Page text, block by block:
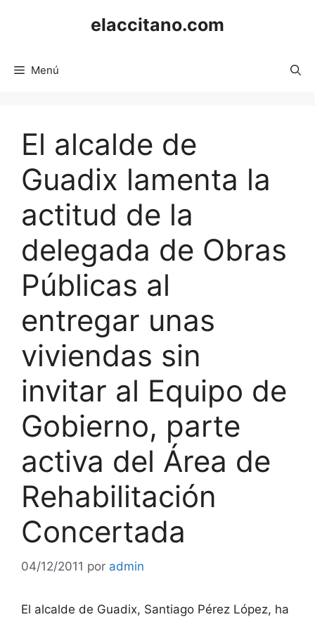
elaccitano.com
Menú
El alcalde de
Guadix lamenta la
actitud de la
delegada de Obras
Públicas al
entregar unas
viviendas sin
invitar al Equipo de
Gobierno, parte
activa del Área de
Rehabilitación
Concertada
04/12/2011 por admin
El alcalde de Guadix, Santiago Pérez López, ha